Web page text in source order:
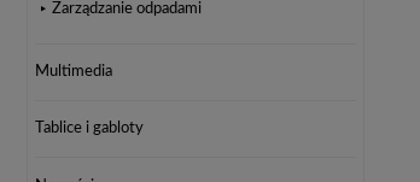
Zarządzanie odpadami
Multimedia
Tablice i gabloty